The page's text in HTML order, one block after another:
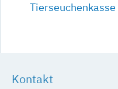
Tierseuchenkasse
Kontakt